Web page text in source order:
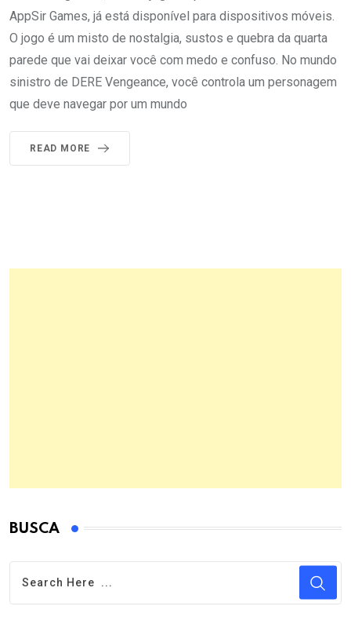
AppSir Games, já está disponível para dispositivos móveis.
O jogo é um misto de nostalgia, sustos e quebra da quarta
parede que vai deixar você com medo e confuso. No mundo
sinistro de DERE Vengeance, você controla um personagem
que deve navegar por um mundo
READ MORE
BUSCA